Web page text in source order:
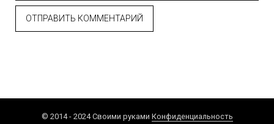
© 2014 - 2024 Своими руками Конфиденциальность